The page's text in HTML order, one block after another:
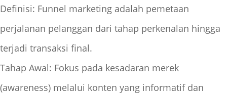
Definisi: Funnel marketing adalah pemetaan
perjalanan pelanggan dari tahap perkenalan hingga
terjadi transaksi final.
Tahap Awal: Fokus pada kesadaran merek
(awareness) melalui konten yang informatif dan